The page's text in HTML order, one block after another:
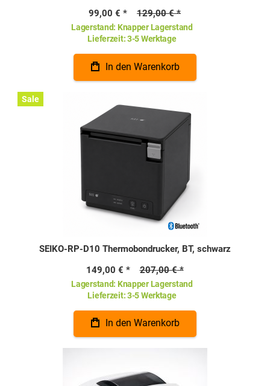
99,00 €
129,00 €
Lagerstand: Knapper Lagerstand
Lieferzeit:3-5 Werktage
In den Warenkorb
SEIKO-RP-D10 Thermobondrucker, BT, schwarz
149,00 €
207,00 €
Lagerstand: Knapper Lagerstand
Lieferzeit:3-5 Werktage
In den Warenkorb
Sale